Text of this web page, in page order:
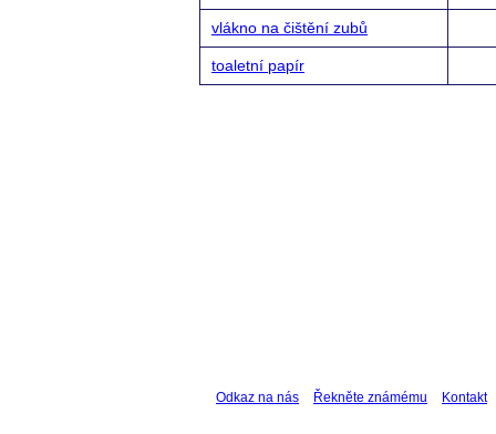
vlákno na čištění zubů
toaletní papír
Odkaz na nás Řekněte známému Kontakt